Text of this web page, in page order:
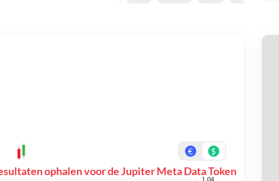
€ $
ophalen voor de Jupiter Meta Data Token